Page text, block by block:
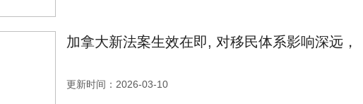
加拿大新法案生效在即, 对移民体系影响深远，
更新时间：2026-03-10